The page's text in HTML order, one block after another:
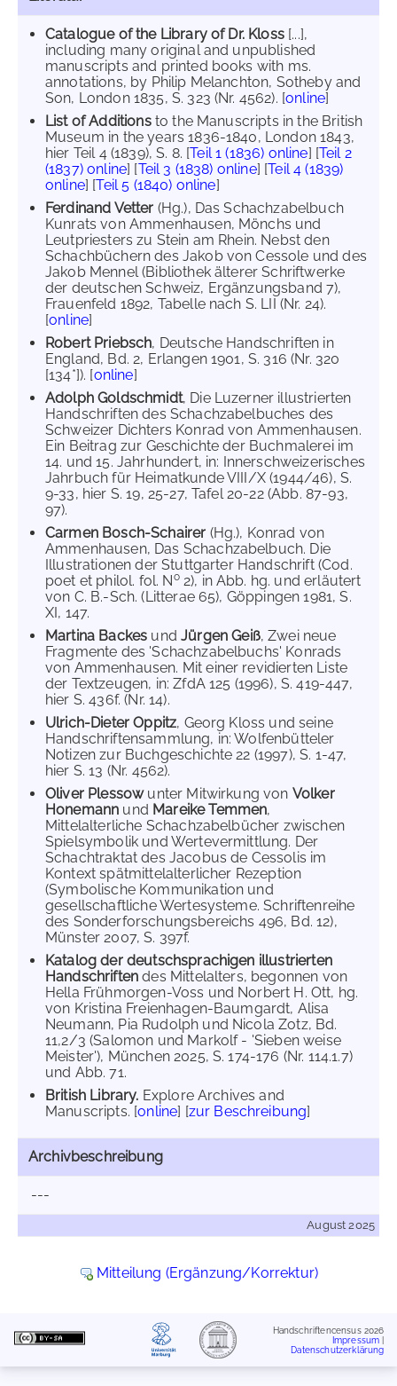
Catalogue of the Library of Dr. Kloss[...],
including many original and unpublished
manuscripts and printed books with ms.
annotations, by Philip Melanchton, Sotheby and
Son, London 1835, S. 323 (Nr. 4562). [online]
List of Additionsto the Manuscripts in the British
Museum in the years 1836-1840, London 1843,
hier Teil 4 (1839), S. 8. [Teil 1 (1836) online] [Teil 2
(1837) online] [Teil 3 (1838) online] [Teil 4 (1839)
online] [Teil 5 (1840) online]
Ferdinand Vetter (Hg.), Das Schachzabelbuch
Kunrats von Ammenhausen, Mönchs und
Leutpriesters zu Stein am Rhein. Nebst den
Schachbüchern des Jakob von Cessole und des
Jakob Mennel (Bibliothek älterer Schriftwerke
der deutschen Schweiz, Ergänzungsband 7),
Frauenfeld 1892, Tabelle nach S. LII (Nr. 24).
[online]
Robert Priebsch, Deutsche Handschriften in
England, Bd. 2, Erlangen 1901, S. 316 (Nr. 320
[134*]). [online]
Adolph Goldschmidt, Die Luzerner illustrierten
Handschriften des Schachzabelbuches des
Schweizer Dichters Konrad von Ammenhausen.
Ein Beitrag zur Geschichte der Buchmalerei im
14. und 15. Jahrhundert, in: Innerschweizerisches
Jahrbuch für Heimatkunde VIII/X (1944/46), S.
9-33, hier S. 19, 25-27, Tafel 20-22 (Abb. 87-93,
97).
Carmen Bosch-Schairer (Hg.), Konrad von
Ammenhausen, Das Schachzabelbuch. Die
Illustrationen der Stuttgarter Handschrift (Cod.
poet et philol. fol. No2), in Abb. hg. und erläutert
von C. B.-Sch. (Litterae 65), Göppingen 1981, S.
XI, 147.
Martina Backes undJürgen Geiß, Zwei neue
Fragmente des 'Schachzabelbuchs' Konrads
von Ammenhausen. Mit einer revidierten Liste
der Textzeugen, in: ZfdA 125 (1996), S. 419-447,
hier S. 436f. (Nr. 14).
Ulrich-Dieter Oppitz, Georg Kloss und seine
Handschriftensammlung, in: Wolfenbütteler
Notizen zur Buchgeschichte 22 (1997), S. 1-47,
hier S. 13 (Nr. 4562).
Oliver Plessowunter Mitwirkung von Volker
Honemann und Mareike Temmen,
Mittelalterliche Schachzabelbücher zwischen
Spielsymbolik und Wertevermittlung. Der
Schachtraktat des Jacobus de Cessolis im
Kontext spätmittelalterlicher Rezeption
(Symbolische Kommunikation und
gesellschaftliche Wertesysteme. Schriftenreihe
des Sonderforschungsbereichs 496, Bd. 12),
Münster 2007, S. 397f.
Katalog der deutschsprachigen illustrierten
Handschriften des Mittelalters, begonnen von
Hella Frühmorgen-Voss und Norbert H. Ott, hg.
von Kristina Freienhagen-Baumgardt, Alisa
Neumann, Pia Rudolph und Nicola Zotz, Bd.
11,2/3 (Salomon und Markolf - 'Sieben weise
Meister'), München 2025, S. 174-176 (Nr. 114.1.7)
und Abb. 71.
British Library. Explore Archives and
Manuscripts. [online] [zur Beschreibung]
Archivbeschreibung
---
August 2025
Mitteilung (Ergänzung/Korrektur)
Handschriftencensus 2026
Impressum
Datenschutzerklärung